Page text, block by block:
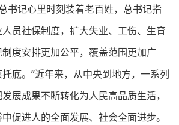
书记心里时刻装着老百姓，总书记指
员社保制度，扩大失业、工伤、生育
度安排更加公平，覆盖范围更加广
底。”近年来，从中央到地方，一系列
展成果不断转化为人民高品质生活，
促进人的全面发展、社会全面进步。